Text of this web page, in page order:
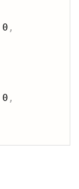
0 ,
0 ,